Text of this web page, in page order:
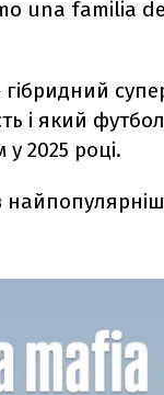
una familia
гібридний
і який
2025 році.